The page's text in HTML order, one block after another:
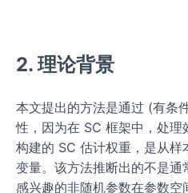
2. 理论背景
本文提出的方法是通过 (有条
性，因为在 SC 框架中，处
构建的 SC 估计权重，是从
变量。该方法推断出的不是
感兴趣的非随机参数在参数